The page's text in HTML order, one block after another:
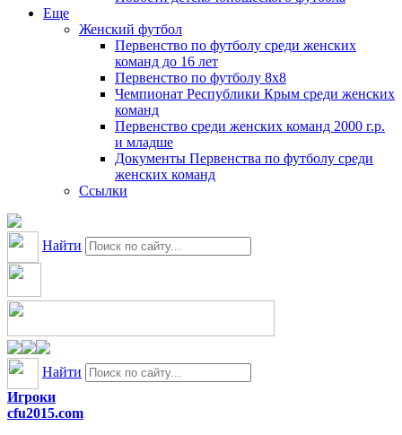
Еще
Женский футбол
Первенство по футболу среди женских
команд до 16 лет
Первенство по футболу 8х8
Чемпионат Республики Крым среди женских
команд
Первенство среди женских команд 2000 г.р.
и младше
Документы Первенства по футболу среди
женских команд
Ссылки
Найти
Найти
Игроки
cfu2015.com